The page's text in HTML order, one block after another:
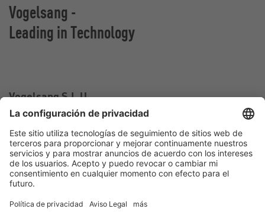
Vogelsang -
Leading in Technology
Vogelsang S.L.U.
Carrer Falcó, 10-12,
43810 El Pla de Santa Maria, Tarragona
España
Contacto